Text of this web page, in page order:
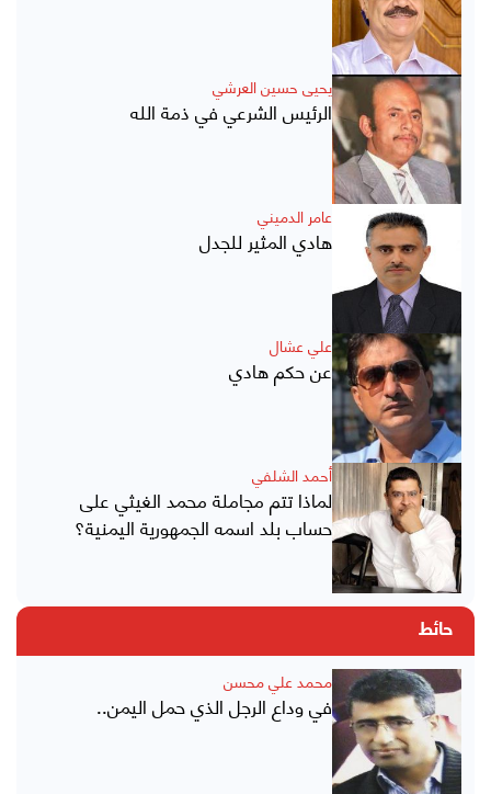
يحيى حسين العرشي
الرئيس الشرعي في ذمة الله
عامر الدميني
هادي المثير للجدل
علي عشال
عن حكم هادي
أحمد الشلفي
لماذا تتم مجاملة محمد الغيثي على
حساب بلد اسمه الجمهورية اليمنية؟
حائط
محمد علي محسن
في وداع الرجل الذي حمل اليمن..